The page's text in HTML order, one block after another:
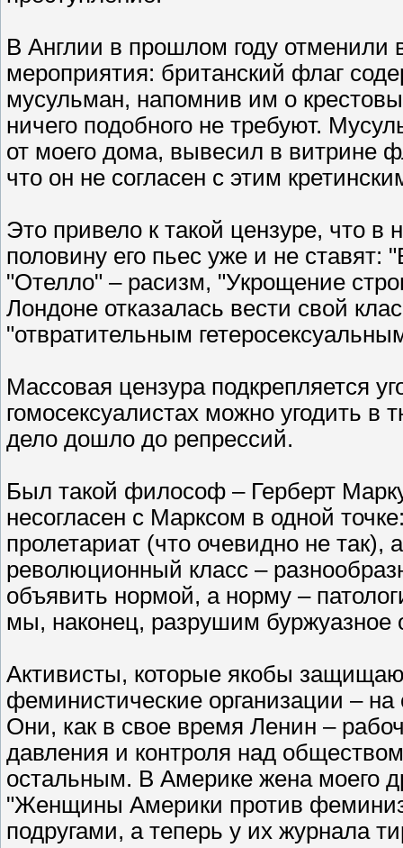
В Англии в прошлом году отменили
мероприятия: британский флаг
мусульман, напомнив им о
ничего подобного не требуют.
от моего дома, вывесил в витрине
что он не согласен с этим
Это привело к такой цензуре, что
половину его пьес уже и не ставят:
"Отелло" – расизм, "Укрощение
Лондоне отказалась вести свой
"отвратительным
Массовая цензура подкрепляется
гомосексуалистах можно угодить
дело дошло до репрессий.
Был такой философ – Герберт
несогласен с Марксом в одной
пролетариат (что очевидно не
революционный класс –
объявить нормой, а норму –
мы, наконец, разрушим буржуазное
Активисты, которые якобы
феминистические организации –
Они, как в свое время Ленин –
давления и контроля над
остальным. В Америке жена моего
"Женщины Америки против
подругами, а теперь у их журнала